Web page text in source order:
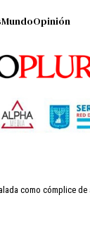
MundoOpinión
como cómplice